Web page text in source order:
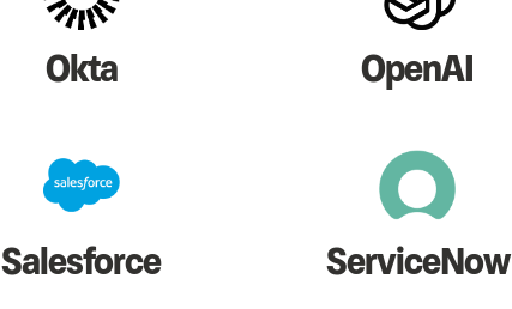
Okta OpenAI
Salesforce ServiceNow